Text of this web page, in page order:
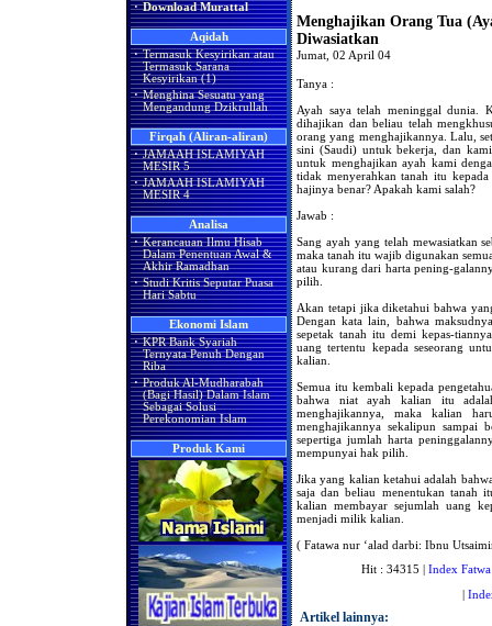
· Download Murattal
Aqidah
· Termasuk Kesyirikan atau
Termasuk Sarana
Kesyirikan (1)
· Menghina Sesuatu yang
Mengandung Dzikrullah
Firqah (Aliran-aliran)
· JAMAAH ISLAMIYAH
MESIR 5
· JAMAAH ISLAMIYAH
MESIR 4
Analisa
· Kerancauan Ilmu Hisab
Dalam Penentuan Awal &
Akhir Ramadhan
· Studi Kritis Seputar Puasa
Hari Sabtu
Ekonomi Islam
· KPR Bank Syariah
Ternyata Penuh Dengan
Riba
· Produk Al-Mudharabah
(Bagi Hasil) Dalam Islam
Sebagai Solusi
Perekonomian Islam
Produk Kami
Menghajikan Orang Tua
Diwasiatkan
Jumat, 02 April 04
Tanya :
Ayah saya telah meninggal dunia.
dihajikan dan beliau telah
orang yang menghajikannya. Lalu,
sini (Saudi) untuk bekerja, dan kami
untuk menghajikan ayah kami
tidak menyerahkan tanah itu
hajinya benar? Apakah kami salah?
Jawab :
Sang ayah yang telah mewasiatkan
maka tanah itu wajib digunakan
atau kurang dari harta pening-
pilih.
Akan tetapi jika diketahui bahwa
Dengan kata lain, bahwa
sepetak tanah itu demi kepas-
uang tertentu kepada seseorang
kalian.
Semua itu kembali kepada
bahwa niat ayah kalian itu
menghajikannya, maka kalian
menghajikannya sekalipun
sepertiga jumlah harta
mempunyai hak pilih.
Jika yang kalian ketahui adalah
saja dan beliau menentukan tanah
kalian membayar sejumlah uang
menjadi milik kalian.
( Fatawa nur ‘alad darbi: Ibnu
Hit : 34315 | Index Fatwa
|
Artikel lainnya: